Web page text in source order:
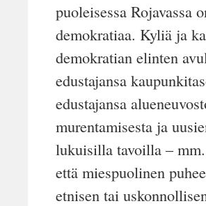
puoleisessa Rojavassa
demokratiaa. Kyliä ja
demokratian elinten
edustajansa
edustajansa
murentamisesta ja
lukuisilla tavoilla –
että miespuolinen
etnisen tai